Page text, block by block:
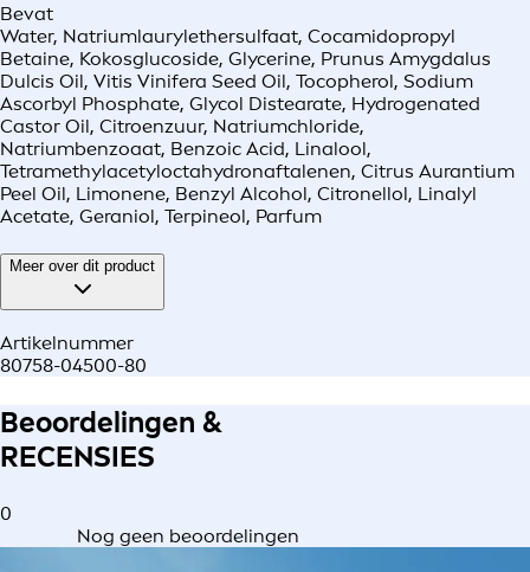
Bevat
Water, Natriumlaurylethersulfaat, Cocamidopropyl
Betaine, Kokosglucoside, Glycerine, Prunus Amygdalus
Dulcis Oil, Vitis Vinifera Seed Oil, Tocopherol, Sodium
Ascorbyl Phosphate, Glycol Distearate, Hydrogenated
Castor Oil, Citroenzuur, Natriumchloride,
Natriumbenzoaat, Benzoic Acid, Linalool,
Tetramethylacetyloctahydronaftalenen, Citrus Aurantium
Peel Oil, Limonene, Benzyl Alcohol, Citronellol, Linalyl
Acetate, Geraniol, Terpineol, Parfum
Meer over dit product
Artikelnummer
80758-04500-80
Beoordelingen &
RECENSIES
0
Nog geen beoordelingen